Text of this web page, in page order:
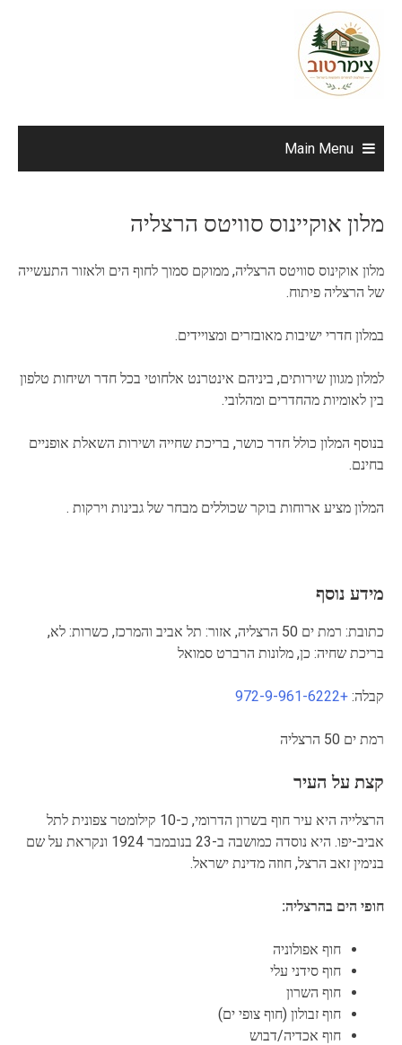
content
Main Menu
מלון אוקיינוס סוויטס הרצליה
מלון אוקינוס סוויטס הרצליה, ממוקם סמוך לחוף הים ולאזור התעשייה
של הרצליה פיתוח.
במלון חדרי ישיבות מאובזרים ומצויידים.
למלון מגוון שירותים, ביניהם אינטרנט אלחוטי בכל חדר ושיחות טלפון
בין לאומיות מהחדרים ומהלובי.
בנוסף המלון כולל חדר כושר, בריכת שחייה ושירות השאלת אופניים
בחינם.
המלון מציע ארוחות בוקר שכוללים מבחר של גבינות וירקות .
מידע נוסף
כתובת: רמת ים 50 הרצליה, אזור: תל אביב והמרכז, כשרות: לא,
בריכת שחיה: כן, מלונות הרברט סמואל
קבלה: +972-9-961-6222
רמת ים 50 הרצליה
קצת על העיר
הרצלייה היא עיר חוף בשרון הדרומי, כ-10 קילומטר צפונית לתל
אביב-יפו. היא נוסדה כמושבה ב-23 בנובמבר 1924 ונקראת על שם
בנימין זאב הרצל, חוזה מדינת ישראל.
חופי הים בהרצליה:
חוף אפולוניה
חוף סידני עלי
חוף השרון
חוף זבולון (חוף צופי ים)
חוף אכדיה/דבוש